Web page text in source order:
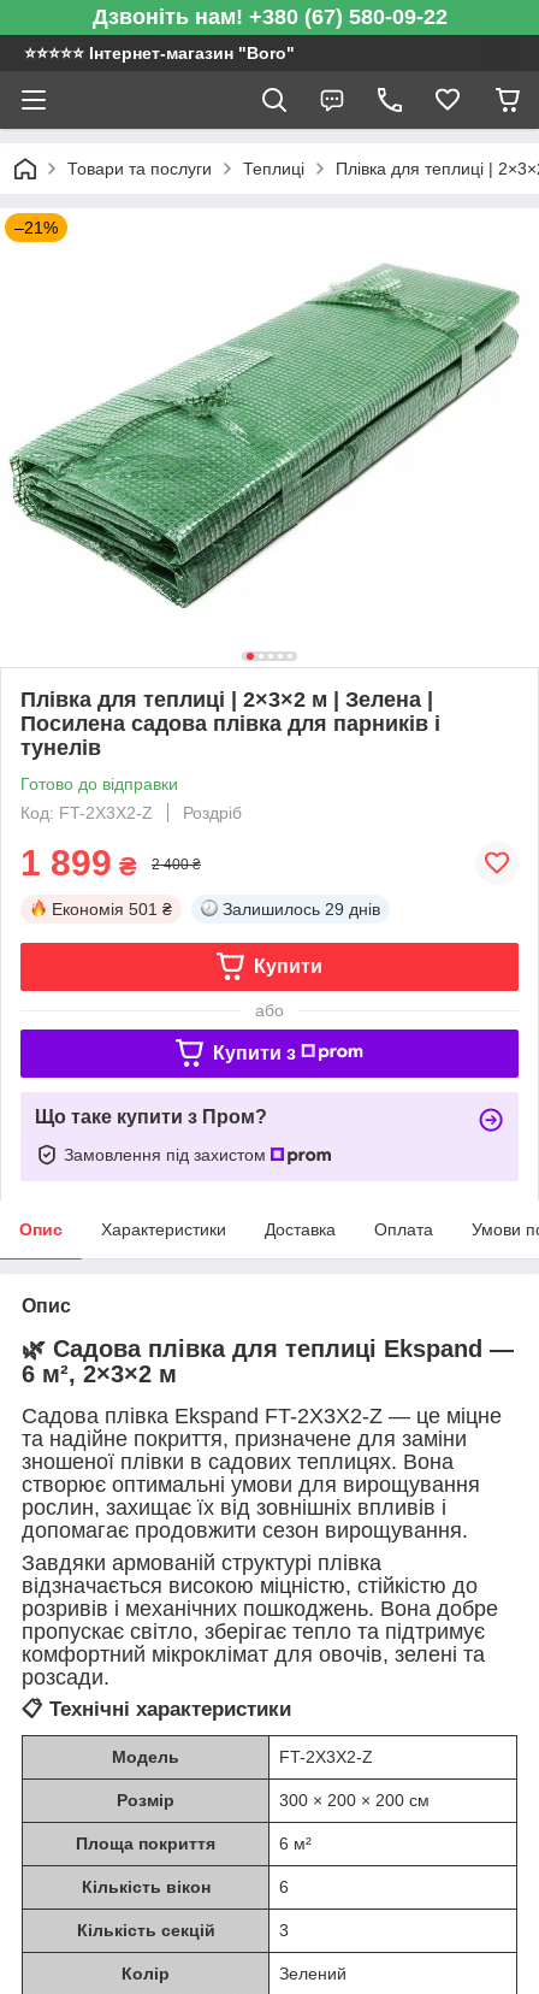
Дзвоніть нам! +380 (67) 580-09-22
⭐️⭐️⭐️⭐️⭐️ Інтернет-магазин "Boro"
Товари та послуги Теплиці Плівка для теплиці |
–21%
Плівка для теплиці | 2×3×2 м | Зелена |
Посилена садова плівка для парників і
тунелів
Готово до відправки
Код: FT-2X3X2-Z
Роздріб
1 899 ₴ 2 400 ₴
Економія 501 ₴ Залишилось 29 днів
Купити
або
Купити з
Що таке купити з Пром?
Замовлення під захистом
Опис Характеристики Доставка Оплата Умови
Опис
🌿 Садова плівка для теплиці Ekspand —
6 м², 2×3×2 м
Садова плівка Ekspand FT-2X3X2-Z — це міцне
та надійне покриття, призначене для заміни
зношеної плівки в садових теплицях. Вона
створює оптимальні умови для вирощування
рослин, захищає їх від зовнішніх впливів і
допомагає продовжити сезон вирощування.
Завдяки армованій структурі плівка
відзначається високою міцністю, стійкістю до
розривів і механічних пошкоджень. Вона добре
пропускає світло, зберігає тепло та підтримує
комфортний мікроклімат для овочів, зелені та
розсади.
📋 Технічні характеристики
Модель FT-2X3X2-Z
Розмір 300 × 200 × 200 см
Площа покриття 6 м²
Кількість вікон 6
Кількість секцій 3
Колір Зелений